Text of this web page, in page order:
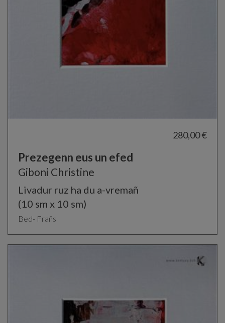
280,00 €
Prezegenn eus un efed
Giboni Christine
Livadur ruz ha du a-vremañ
(10 sm x 10 sm)
Bed- Frañs